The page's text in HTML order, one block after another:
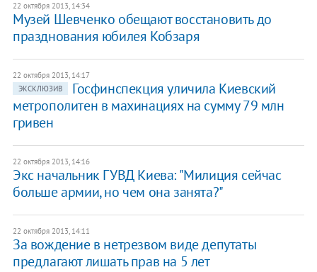
22 октября 2013, 14:34
Музей Шевченко обещают восстановить до
празднования юбилея Кобзаря
22 октября 2013, 14:17
ЭКСКЛЮЗИВ
Госфинспекция уличила Киевский
метрополитен в махинациях на сумму 79 млн
гривен
22 октября 2013, 14:16
Экс начальник ГУВД Киева: "Милиция сейчас
больше армии, но чем она занята?"
22 октября 2013, 14:11
За вождение в нетрезвом виде депутаты
предлагают лишать прав на 5 лет